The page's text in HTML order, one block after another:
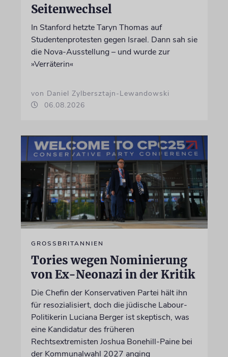
Seitenwechsel
In Stanford hetzte Taryn Thomas auf
Studentenprotesten gegen Israel. Dann sah sie
die Nova-Ausstellung – und wurde zur
»Verräterin«
von Daniel Zylbersztajn-Lewandowski
06.08.2026
GROSSBRITANNIEN
Tories wegen Nominierung
von Ex-Neonazi in der Kritik
Die Chefin der Konservativen Partei hält ihn
für resozialisiert, doch die jüdische Labour-
Politikerin Luciana Berger ist skeptisch, was
eine Kandidatur des früheren
Rechtsextremisten Joshua Bonehill-Paine bei
der Kommunalwahl 2027 anging